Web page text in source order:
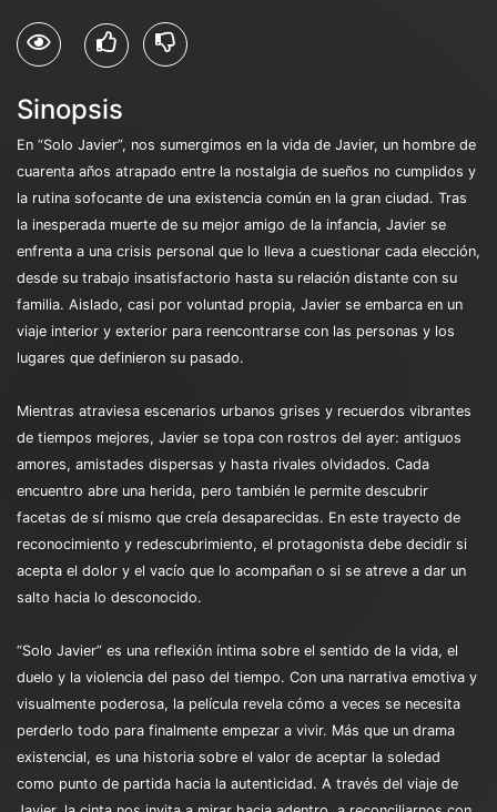
Sinopsis
En “Solo Javier”, nos sumergimos en la vida de Javier, un hombre de
cuarenta años atrapado entre la nostalgia de sueños no cumplidos y
la rutina sofocante de una existencia común en la gran ciudad. Tras
la inesperada muerte de su mejor amigo de la infancia, Javier se
enfrenta a una crisis personal que lo lleva a cuestionar cada elección,
desde su trabajo insatisfactorio hasta su relación distante con su
familia. Aislado, casi por voluntad propia, Javier se embarca en un
viaje interior y exterior para reencontrarse con las personas y los
lugares que definieron su pasado.
Mientras atraviesa escenarios urbanos grises y recuerdos vibrantes
de tiempos mejores, Javier se topa con rostros del ayer: antiguos
amores, amistades dispersas y hasta rivales olvidados. Cada
encuentro abre una herida, pero también le permite descubrir
facetas de sí mismo que creía desaparecidas. En este trayecto de
reconocimiento y redescubrimiento, el protagonista debe decidir si
acepta el dolor y el vacío que lo acompañan o si se atreve a dar un
salto hacia lo desconocido.
“Solo Javier” es una reflexión íntima sobre el sentido de la vida, el
duelo y la violencia del paso del tiempo. Con una narrativa emotiva y
visualmente poderosa, la película revela cómo a veces se necesita
perderlo todo para finalmente empezar a vivir. Más que un drama
existencial, es una historia sobre el valor de aceptar la soledad
como punto de partida hacia la autenticidad. A través del viaje de